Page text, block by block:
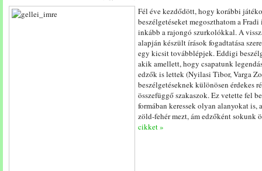
Fél éve kezdődött, hogy korábbi
beszélgetéseket megoszthatom a
inkább a rajongó szurkolókkal. A
alapján készült írások fogadtatása
egy kicsit továbblépjek. Eddigi
akik amellett, hogy csapatunk
edzők is lettek (Nyilasi Tibor, Varga
beszélgetéseknek különösen érdekes
összefüggő szakaszok. Ez vetette fel
formában keressek olyan alanyokat
zöld-fehér mezt, ám edzőként sokunk
cikket »